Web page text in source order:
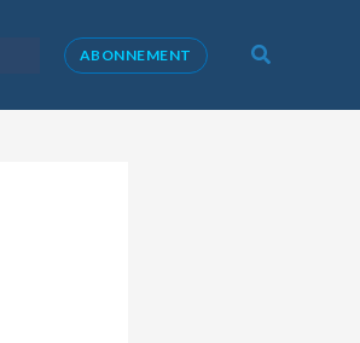
ABONNEMENT